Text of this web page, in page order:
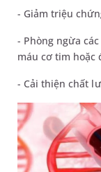
- Giảm triệu
- Phòng ngừa
máu cơ tim hoặc
- Cải thiện chất